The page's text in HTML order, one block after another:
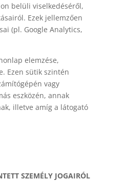
belüli viselkedéséről,
Ezek jellemzően
(pl. Google Analytics,
elemzése,
Ezen sütik szintén
vagy
eszközén, annak
illetve amíg a látogató
SZEMÉLY JOGAIRÓL